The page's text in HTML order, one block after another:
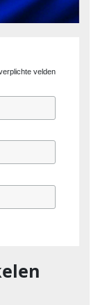
velden